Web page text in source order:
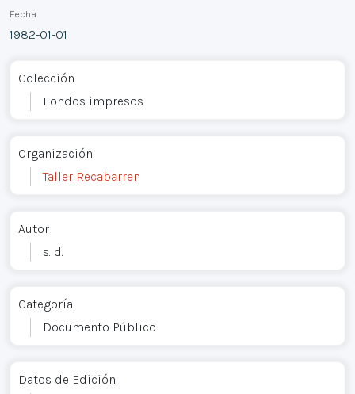
Fecha
1982-01-01
Colección
Fondos impresos
Organización
Taller Recabarren
Autor
s. d.
Categoría
Documento Público
Datos de Edición